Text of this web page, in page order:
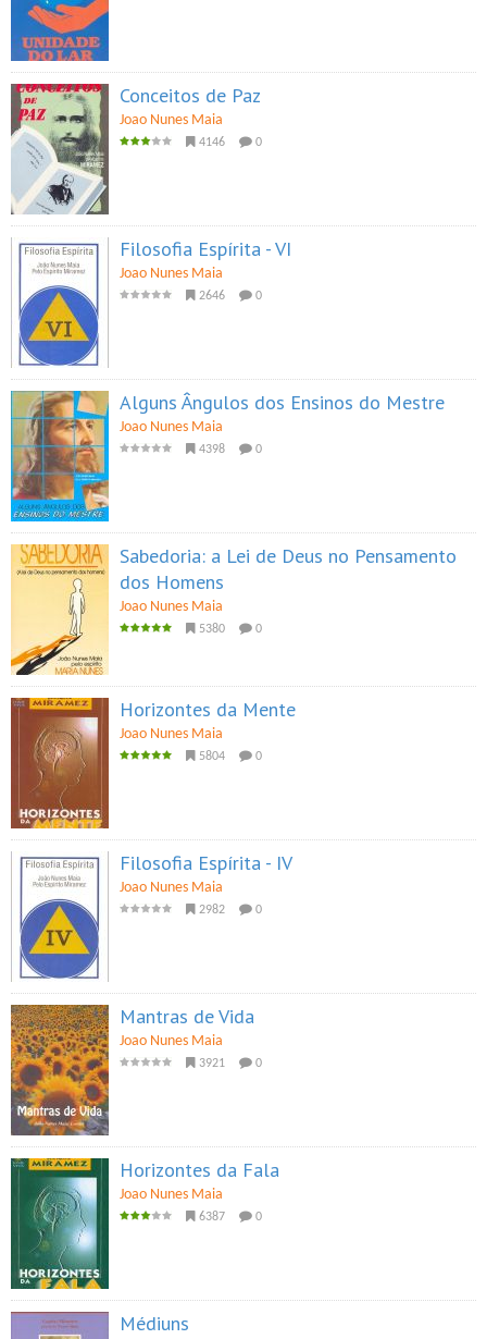
Conceitos de Paz
Joao Nunes Maia
4146 0
Filosofia Espírita - VI
Joao Nunes Maia
2646 0
Alguns Ângulos dos Ensinos do Mestre
Joao Nunes Maia
4398 0
Sabedoria: a Lei de Deus no Pensamento
dos Homens
Joao Nunes Maia
5380 0
Horizontes da Mente
Joao Nunes Maia
5804 0
Filosofia Espírita - IV
Joao Nunes Maia
2982 0
Mantras de Vida
Joao Nunes Maia
3921 0
Horizontes da Fala
Joao Nunes Maia
6387 0
Médiuns